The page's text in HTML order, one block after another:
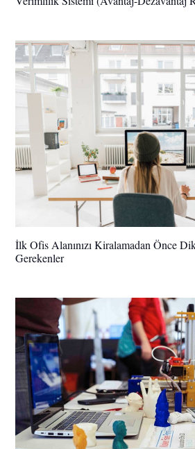
İlk Ofis Alanınızı Kiralamadan Önce
Gerekenler